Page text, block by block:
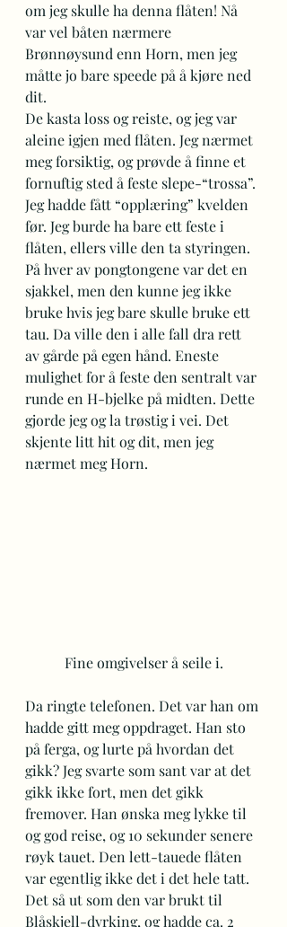
om jeg skulle ha denna flåten! Nå
var vel båten nærmere
Brønnøysund enn Horn, men jeg
måtte jo bare speede på å kjøre ned
dit.
De kasta loss og reiste, og jeg var
aleine igjen med flåten. Jeg nærmet
meg forsiktig, og prøvde å finne et
fornuftig sted å feste slepe-“trossa”.
Jeg hadde fått “opplæring” kvelden
før. Jeg burde ha bare ett feste i
flåten, ellers ville den ta styringen.
På hver av pongtongene var det en
sjakkel, men den kunne jeg ikke
bruke hvis jeg bare skulle bruke ett
tau. Da ville den i alle fall dra rett
av gårde på egen hånd. Eneste
mulighet for å feste den sentralt var
runde en H-bjelke på midten. Dette
gjorde jeg og la trøstig i vei. Det
skjente litt hit og dit, men jeg
nærmet meg Horn.
Fine omgivelser å seile i.
Da ringte telefonen. Det var han om
hadde gitt meg oppdraget. Han sto
på ferga, og lurte på hvordan det
gikk? Jeg svarte som sant var at det
gikk ikke fort, men det gikk
fremover. Han ønska meg lykke til
og god reise, og 10 sekunder senere
røyk tauet. Den lett-tauede flåten
var egentlig ikke det i det hele tatt.
Det så ut som den var brukt til
Blåskjell-dyrking, og hadde ca. 2